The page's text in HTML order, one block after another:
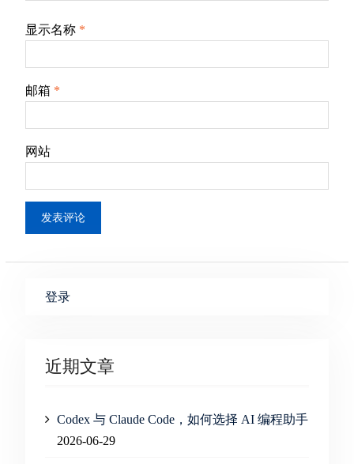
显示名称 *
邮箱 *
网站
登录
近期文章
Codex 与 Claude Code，如何选择 AI 编程助手
2026-06-29